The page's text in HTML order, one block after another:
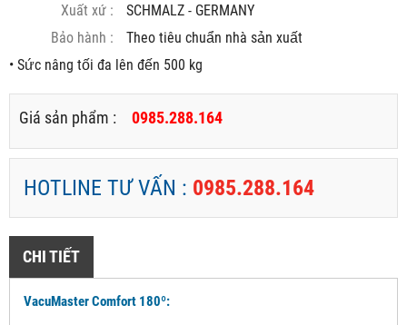
Xuất xứ :
SCHMALZ - GERMANY
Bảo hành :
Theo tiêu chuẩn nhà sản xuất
• Sức nâng tối đa lên đến 500 kg
Giá sản phẩm : 0985.288.164
HOTLINE TƯ VẤN : 0985.288.164
CHI TIẾT
VacuMaster Comfort 180º: